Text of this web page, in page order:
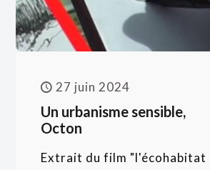
27 juin 2024
Un urbanisme sensible,
Octon
Extrait du film "l'écohabitat